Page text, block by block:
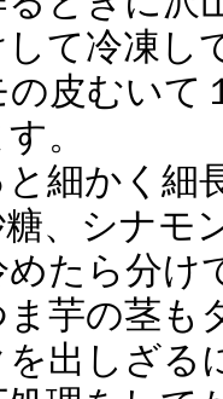
て冷凍し
皮むいて
。
細かく細
糖、シナモ
たら分け
ま芋の茎も
出しざる